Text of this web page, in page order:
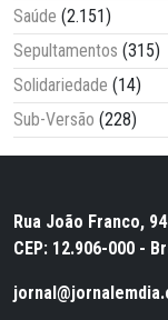
Saúde (2.151)
Sepultamentos (315)
Solidariedade (14)
Sub-Versão (228)
Rua João Franco,
CEP: 12.906-000 -